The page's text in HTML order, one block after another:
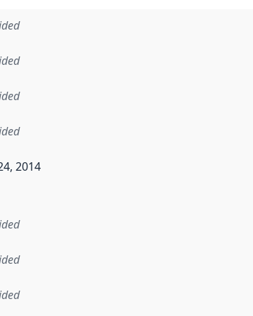
this dataset was first released. It may have
2014